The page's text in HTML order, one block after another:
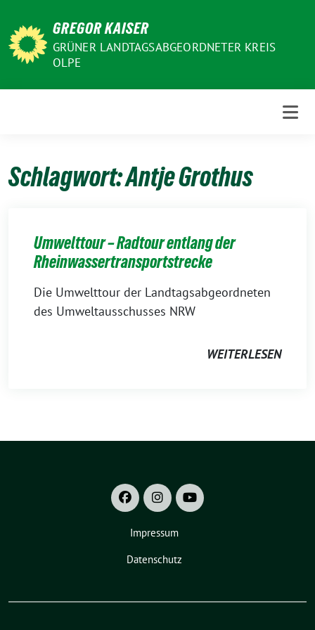
zum
Inhalt
GREGOR KAISER
GRÜNER LANDTAGSABGEORDNETER KREIS
OLPE
Schlagwort:Antje Grothus
Umwelttour – Radtour entlang der
Rheinwassertransportstrecke
Die Umwelttour der Landtagsabgeordneten
des Umweltausschusses NRW
WEITERLESEN
Impressum
Datenschutz